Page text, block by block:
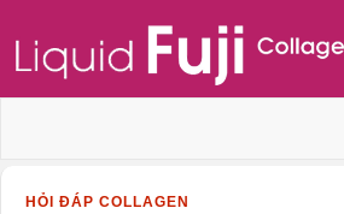
HỎI ĐÁP COLLAGEN